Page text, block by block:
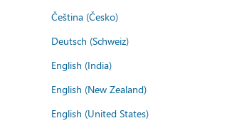
Čeština (Česko)
Deutsch (Schweiz)
English (India)
English (New Zealand)
English (United States)